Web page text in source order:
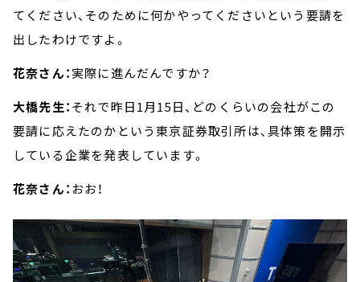
てください、そのために何かやってくださいという要請を
出したわけですよ。
花奈さん：実際に進んだんですか？
大橋先生：それで昨日1月15日、どのくらいの会社がこの
要請に応えたのかという東京証券取引所は、具体策を開示
している企業を発表しています。
花奈さん： おお！